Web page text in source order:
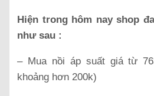
Hiện trong hôm nay shop
như sau :
– Mua nồi áp suất giá từ
khoảng hơn 200k)